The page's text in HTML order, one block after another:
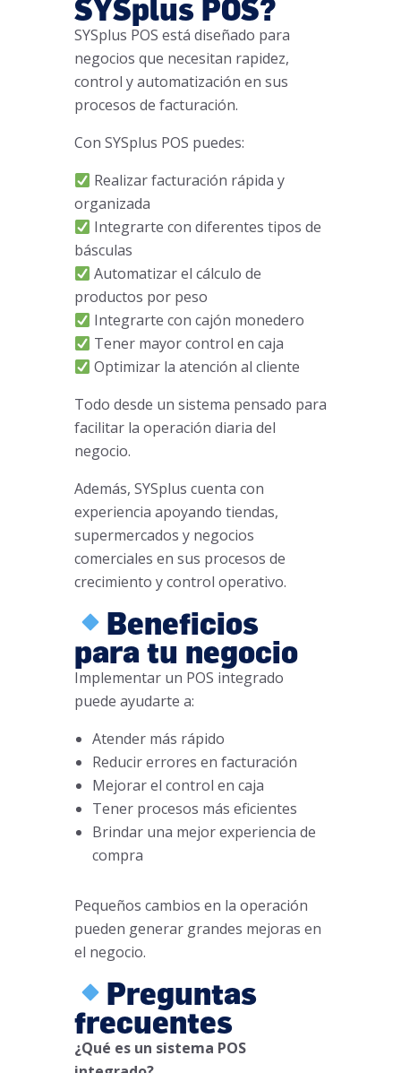
SYSplus POS?
SYSplus POS está diseñado para
negocios que necesitan rapidez,
control y automatización en sus
procesos de facturación.
Con SYSplus POS puedes:
Realizar facturación rápida y
organizada
Integrarte con diferentes tipos de
básculas
Automatizar el cálculo de
productos por peso
Integrarte con cajón monedero
Tener mayor control en caja
Optimizar la atención al cliente
Todo desde un sistema pensado para
facilitar la operación diaria del
negocio.
Además, SYSplus cuenta con
experiencia apoyando tiendas,
supermercados y negocios
comerciales en sus procesos de
crecimiento y control operativo.
Beneficios
para tu negocio
Implementar un POS integrado
puede ayudarte a:
Atender más rápido
Reducir errores en facturación
Mejorar el control en caja
Tener procesos más eficientes
Brindar una mejor experiencia de
compra
Pequeños cambios en la operación
pueden generar grandes mejoras en
el negocio.
Preguntas
frecuentes
¿Qué es un sistema POS